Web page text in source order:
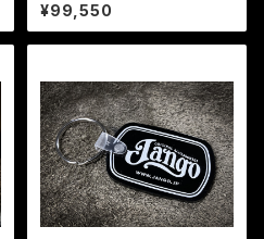
¥99,550